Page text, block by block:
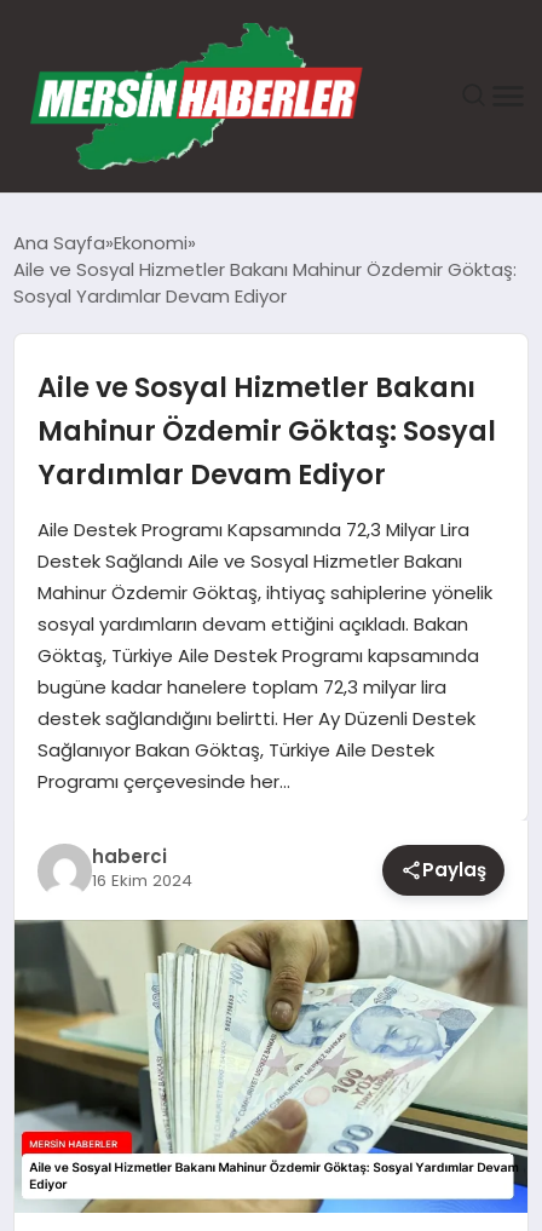
GÜNDEM
TEKNOLOJI
SPOR
YAŞAM
EĞITIM
Ana Sayfa Ekonomi
Aile ve Sosyal Hizmetler Bakanı Mahinur Özdemir Göktaş:
Sosyal Yardımlar Devam Ediyor
Aile ve Sosyal Hizmetler Bakanı
Mahinur Özdemir Göktaş: Sosyal
Yardımlar Devam Ediyor
Aile Destek Programı Kapsamında 72,3 Milyar Lira
Destek Sağlandı Aile ve Sosyal Hizmetler Bakanı
Mahinur Özdemir Göktaş, ihtiyaç sahiplerine yönelik
sosyal yardımların devam ettiğini açıkladı. Bakan
Göktaş, Türkiye Aile Destek Programı kapsamında
bugüne kadar hanelere toplam 72,3 milyar lira
destek sağlandığını belirtti. Her Ay Düzenli Destek
Sağlanıyor Bakan Göktaş, Türkiye Aile Destek
Programı çerçevesinde her…
haberci
16 Ekim 2024 Paylaş